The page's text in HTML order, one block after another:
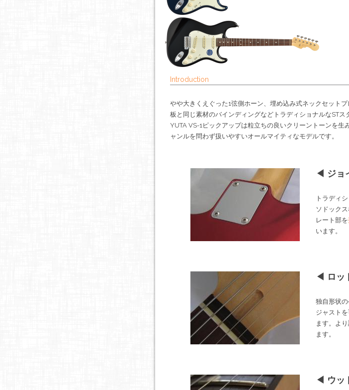
Introduction
やや大きくえぐった1弦側ホーン、埋め込み式ネックセット
板と同じ素材のバインディングなどトラディショナルなSTス
YUTA VS-1ピックアップは粒立ちの良いクリーントーンを
ャンルを問わず扱いやすいオールマイティなモデルです。
◀ ジョ
トラディ
ソドック
レート部を
います。
◀ ロッ
独自形状
ジャスト
ます。よ
ます。
◀ ウッ